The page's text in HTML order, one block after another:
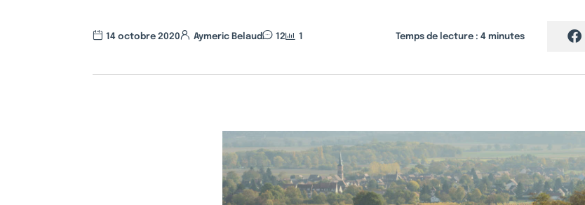
14 octobre 2020 Aymeric Belaud 12 1 Temps de lecture : 4 minutes